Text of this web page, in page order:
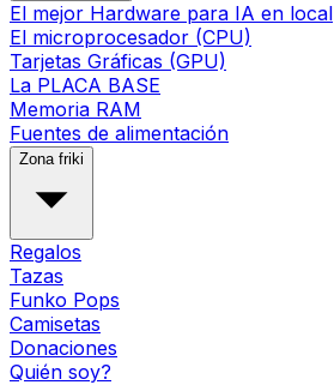
El mejor Hardware para IA en local
El microprocesador (CPU)
Tarjetas Gráficas (GPU)
La PLACA BASE
Memoria RAM
Fuentes de alimentación
Zona friki
Regalos
Tazas
Funko Pops
Camisetas
Donaciones
Quién soy?